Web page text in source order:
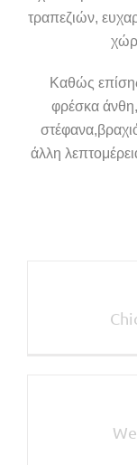
τραπεζιών,
Καθώς
φρέσκα
άλλη